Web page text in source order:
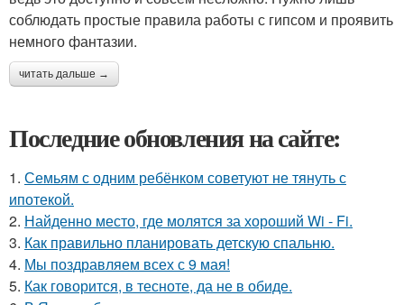
соблюдать простые правила работы с гипсом и проявить
немного фантазии.
читать дальше →
Последние обновления на сайте:
1. Семьям с одним ребёнком советуют не тянуть с
ипотекой.
2. Найденно место, где молятся за хороший Wi - Fi.
3. Как правильно планировать детскую спальню.
4. Мы поздравляем всех с 9 мая!
5. Как говорится, в тесноте, да не в обиде.